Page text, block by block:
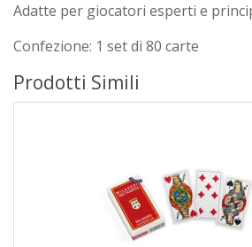
Adatte per giocatori esperti e
Confezione: 1 set di 80 carte
Prodotti Simili